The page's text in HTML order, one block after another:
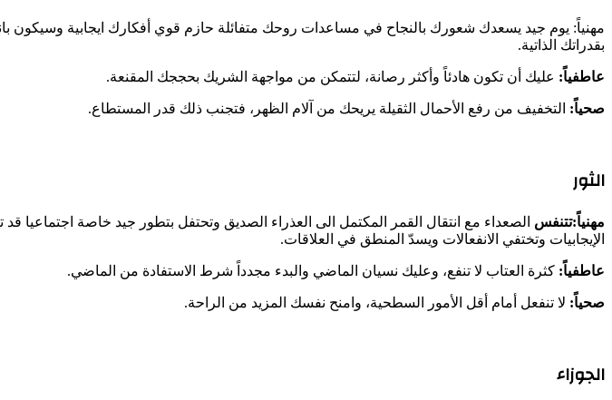
مهنياً: يوم جيد يسعدك شعورك بالنجاح في مساعدات روحك متفائلة حازم قوي أفكارك ايجابية وسيكون
بقدراتك الذاتية.
عاطفياً: عليك أن تكون هادئاً وأكثر رصانة، لتتمكن من مواجهة الشريك بحججك المقنعة.
صحياً: التخفيف من رفع الأحمال الثقيلة يريحك من آلام الظهر، فتجنب ذلك قدر المستطاع.
الثور
مهنياً:تتنفس الصعداء مع انتقال القمر المكتمل الى العذراء الصديق وتحتفل بتطور جيد خاصة
الإيجابيات وتختفي الانفعالات ويسدّ المنطق في العلاقات.
عاطفياً: كثرة العتاب لا تنفع، وعليك نسيان الماضي والبدء مجدداً شرط الاستفادة من الماضي.
صحياً: لا تنفعل أمام أقل الأمور السطحية، وامنح نفسك المزيد من الراحة.
الجوزاء